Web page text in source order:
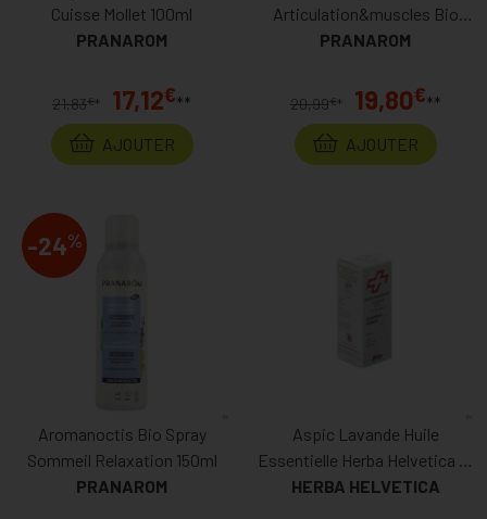
Cuisse Mollet 100ml
PRANAROM
21,83€* 17,12€**
AJOUTER
Articulation&muscles Bio
Eco 75ml
PRANAROM
20,99€ * 19,80€**
AJOUTER
-24%
Aromanoctis Bio Spray
Sommeil Relaxation 150ml
PRANAROM
Aspic Lavande Huile
Essentielle Herba Helvetica 10
Ml
HERBA HELVETICA